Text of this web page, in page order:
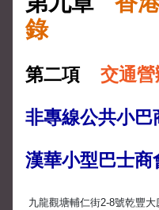
錄
第二項 交通
非專線公共小巴
漢華小型巴士商
九龍觀塘輔仁街2-8號乾豐